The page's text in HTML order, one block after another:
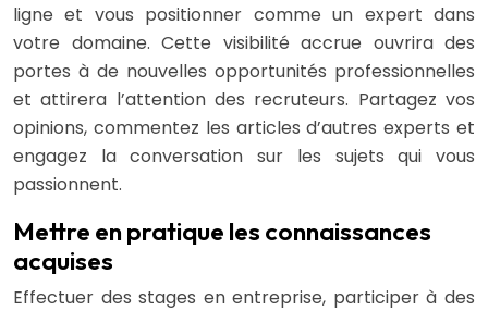
ligne et vous positionner comme un expert dans
votre domaine. Cette visibilité accrue ouvrira des
portes à de nouvelles opportunités professionnelles
et attirera l’attention des recruteurs. Partagez vos
opinions, commentez les articles d’autres experts et
engagez la conversation sur les sujets qui vous
passionnent.
Mettre en pratique les connaissances
acquises
Effectuer des stages en entreprise, participer à des